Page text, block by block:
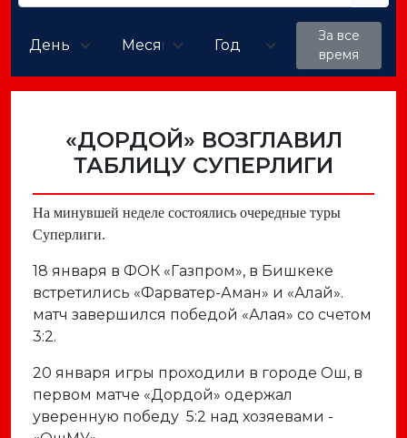
За все
время
«ДОРДОЙ» ВОЗГЛАВИЛ
ТАБЛИЦУ СУПЕРЛИГИ
На минувшей неделе состоялись очередные туры
Суперлиги.
18 января в ФОК «Газпром», в Бишкеке
встретились «Фарватер-Аман» и «Алай».
матч завершился победой «Алая» со счетом
3:2.
20 января игры проходили в городе Ош, в
первом матче «Дордой» одержал
уверенную победу 5:2 над хозяевами -